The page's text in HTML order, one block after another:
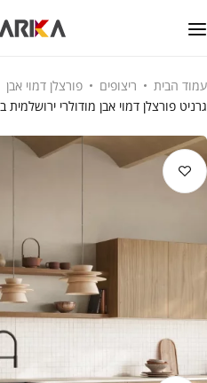
עמוד הבית ריצופים
פורצלן דמוי אבן
גרניט פורצלן דמוי אבן מודולרי ירושלמית